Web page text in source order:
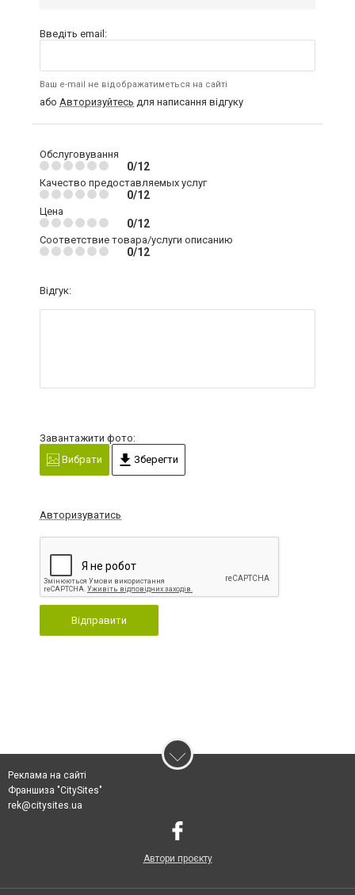
Введіть email:
Ваш e-mail не відображатиметься на сайті
або Авторизуйтесь для написання відгуку
Обслуговування
0/12
Качество предоставляемых услуг
0/12
Цена
0/12
Соответствие товара/услуги описанию
0/12
Відгук:
Завантажити фото:
Вибрати
Зберегти
Авторизуватись
Відправити
Реклама на сайті
Франшиза "CitySites"
rek@citysites.ua
Автори проєкту